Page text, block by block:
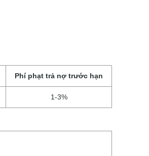
Phí phạt trả nợ trước hạn
1-3%